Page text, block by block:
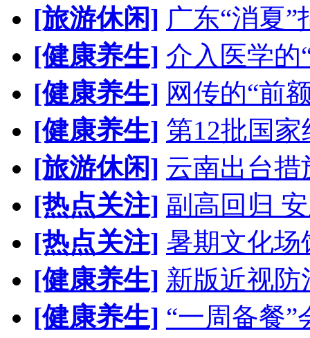
[旅游休闲] 广东“消夏”
[健康养生] 介入医学的
[健康养生] 网传的“前
[健康养生] 第12批国
[旅游休闲] 云南出台
[热点关注] 副高回归
[热点关注] 暑期文化场
[健康养生] 新版近视
[健康养生] “一周备餐